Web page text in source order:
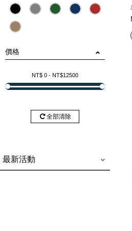
價格
NT$ 0 - NT$12500
全部清除
最新活動